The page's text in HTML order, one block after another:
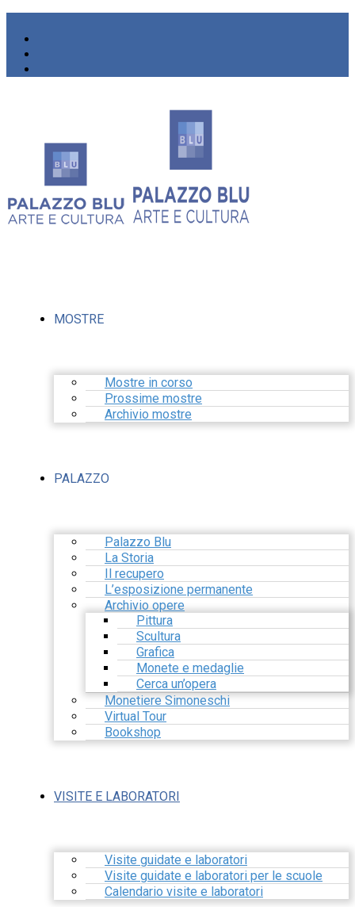
MOSTRE
Mostre in corso
Prossime mostre
Archivio mostre
PALAZZO
Palazzo Blu
La Storia
Il recupero
L’esposizione permanente
Archivio opere
Pittura
Scultura
Grafica
Monete e medaglie
Cerca un’opera
Monetiere Simoneschi
Virtual Tour
Bookshop
VISITE E LABORATORI
Visite guidate e laboratori
Visite guidate e laboratori per le scuole
Calendario visite e laboratori